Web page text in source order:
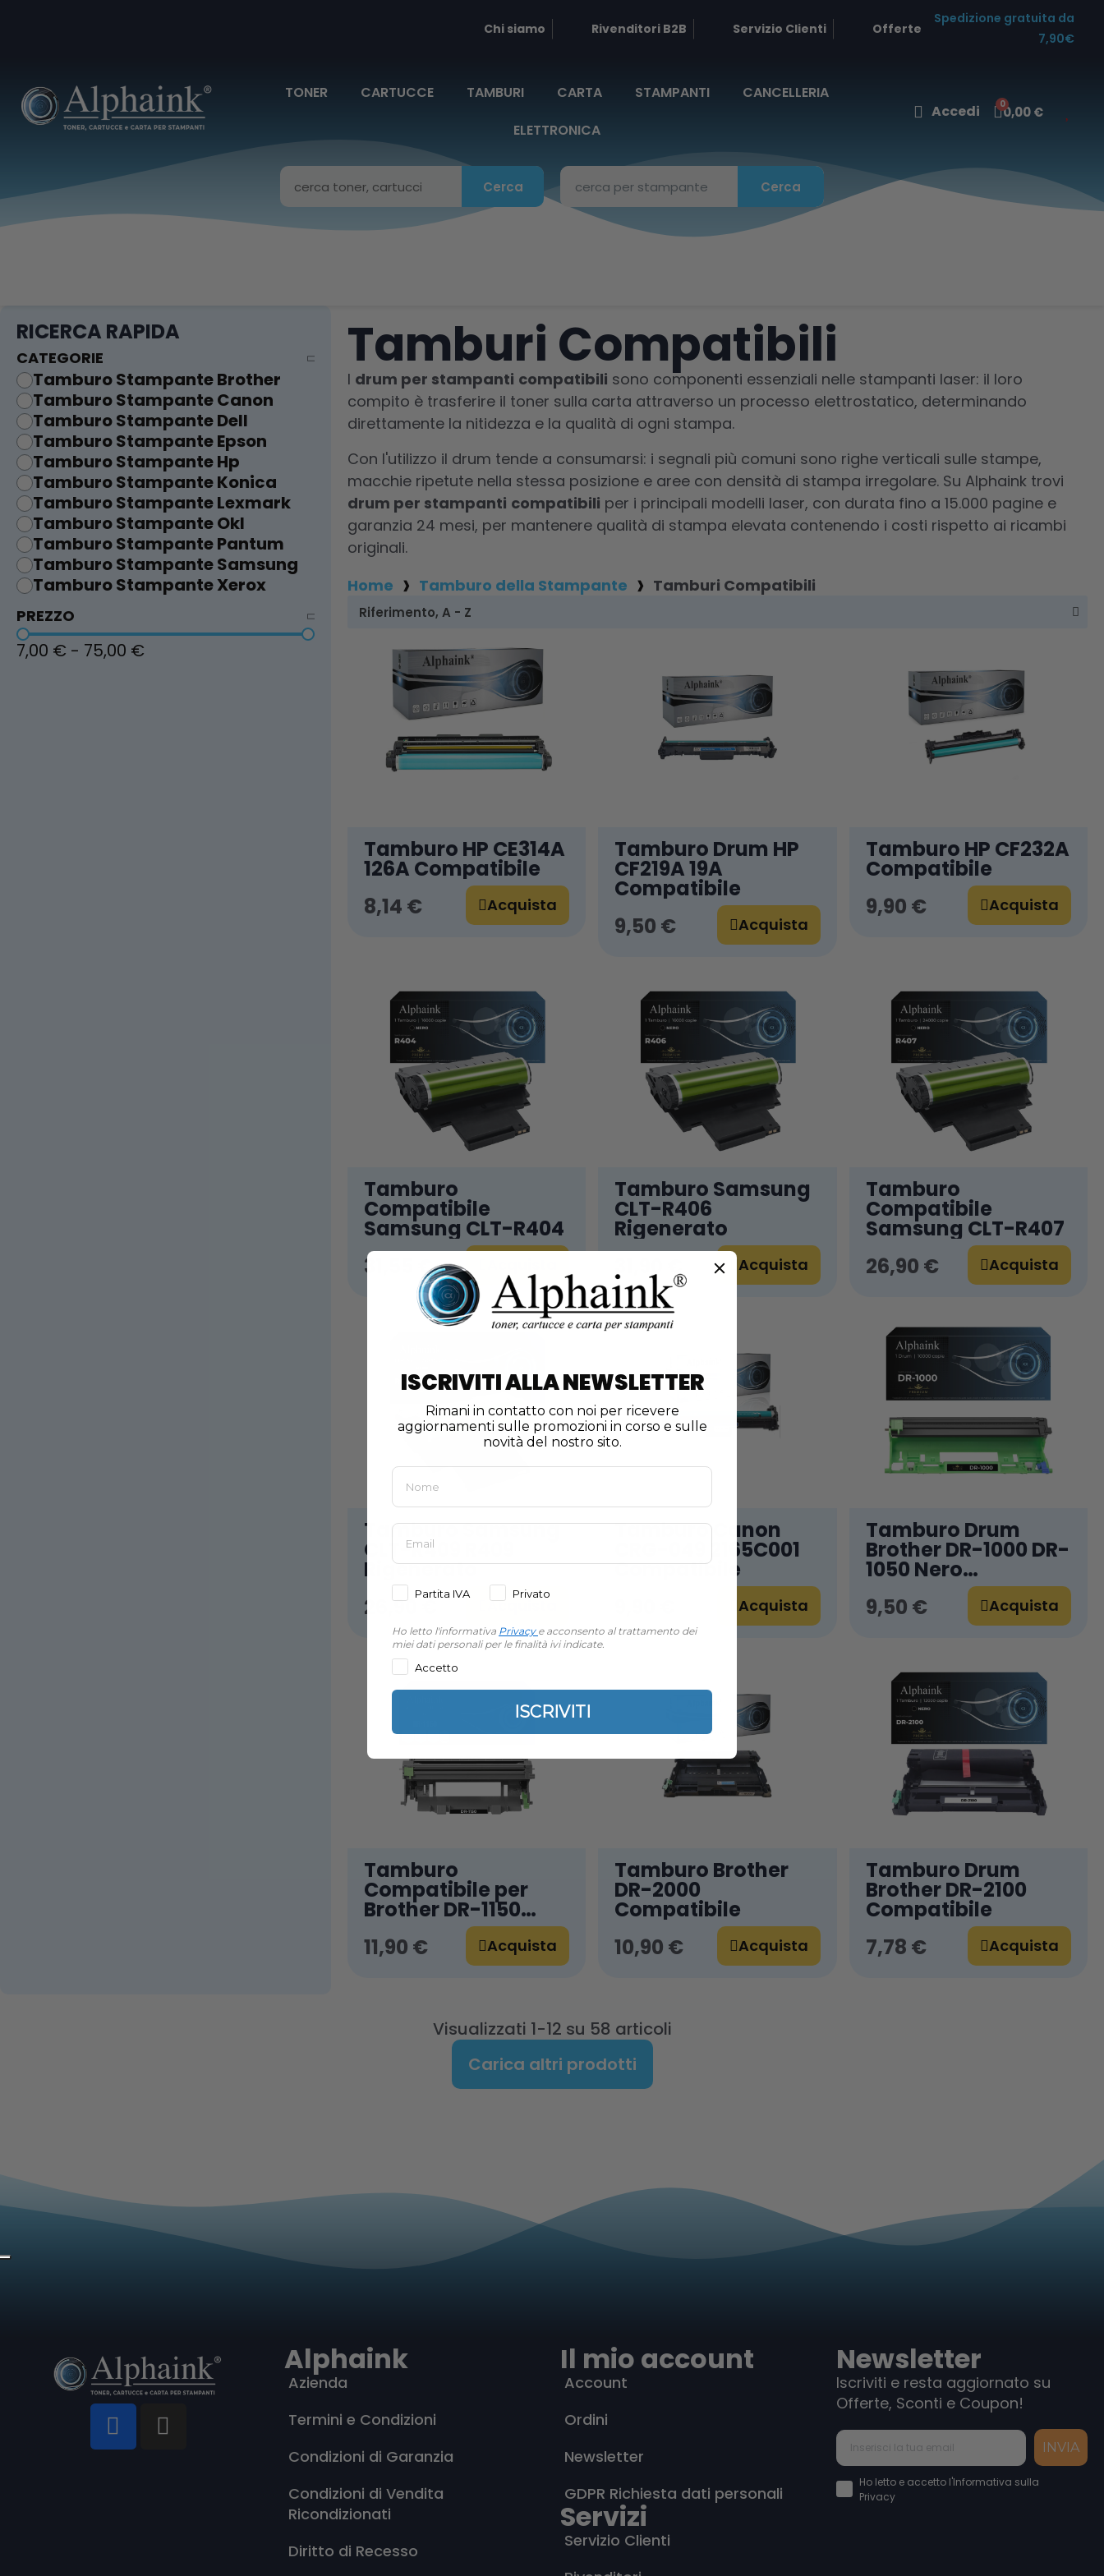
Chi siamo Rivenditori B2B Servizio Clienti Offerte
Spedizione gratuita da
7,90€
TONER CARTUCCE TAMBURI CARTA STAMPANTI
CANCELLERIA
ELETTRONICA
Accedi 0,00 €
Cerca Cerca
RICERCA RAPIDA
CATEGORIE
Tamburo Stampante Brother
Tamburo Stampante Canon
Tamburo Stampante Dell
Tamburo Stampante Epson
Tamburo Stampante Hp
Tamburo Stampante Konica
Tamburo Stampante Lexmark
Tamburo Stampante OkI
Tamburo Stampante Pantum
Tamburo Stampante Samsung
Tamburo Stampante Xerox
PREZZO
7,00 € - 75,00 €
Tamburi Compatibili
I drum per stampanti compatibili sono componenti essenziali nelle stampanti laser: il loro
compito è trasferire il toner sulla carta attraverso un processo elettrostatico, determinando
direttamente la nitidezza e la qualità di ogni stampa.
Con l'utilizzo il drum tende a consumarsi: i segnali più comuni sono righe verticali sulle stampe,
macchie ripetute nella stessa posizione e aree con densità di stampa irregolare. Su Alphaink trovi
drum per stampanti compatibili per i principali modelli laser, con durata fino a 15.000 pagine e
garanzia 24 mesi, per mantenere qualità di stampa elevata contenendo i costi rispetto ai ricambi
originali.
Home
Tamburo della Stampante Tamburi Compatibili
Tamburo HP CE314A
126A Compatibile
8,14 €
Acquista
Tamburo Drum HP
CF219A 19A
Compatibile
9,50 €
Acquista
Tamburo HP CF232A
Compatibile
9,90 €
Acquista
Tamburo
Compatibile
Samsung CLT-R404
31,55 €
Tamburo Samsung
CLT-R406
Rigenerato
31,90 €
Acquista
Tamburo
Compatibile
Samsung CLT-R407
26,90 €
Acquista
Tamburo Samsung
CLT-R409 R409
Rigenerato
26,90 €
Acquista
Tamburo Canon
CRG-049 2165C001
Compatibile
Acquista
Tamburo Drum
Brother DR-1000 DR-
1050 Nero
Compatibile
9,50 € Acquista
Tamburo
Compatibile per
Brother DR-1150
Nero Alphaink
11,90 € Acquista
Tamburo Brother
DR-2000
Compatibile
10,90 €
Acquista
Tamburo Drum
Brother DR-2100
Compatibile
7,78 €
Acquista
Visualizzati 1-12 su 58 articoli
Carica altri prodotti
Alphaink
Azienda
Termini e Condizioni
Condizioni di Garanzia
Condizioni di Vendita
Ricondizionati
Diritto di Recesso
Il mio account
Account
Ordini
Newsletter
GDPR Richiesta dati personali
Servizi
Servizio Clienti
Newsletter
Iscriviti e resta aggiornato su
Offerte, Sconti e Coupon!
INVIA
Accettazione Privacy Policy
Ho letto e accetto l'Informativa sulla
Privacy
ISCRIVITI ALLA NEWSLETTER
Rimani in contatto con noi per ricevere
aggiornamenti sulle promozioni in corso e sulle
novità del nostro sito.
Partita IVA Privato
Ho letto l'informativa Privacy e acconsento al trattamento dei
miei dati personali per le finalità ivi indicate.
Accetto
ISCRIVITI